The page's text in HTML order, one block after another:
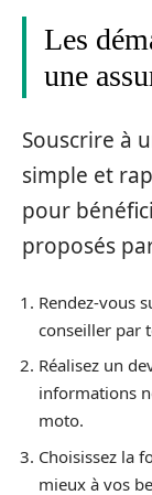
Les
une
Souscrire à
simple et
pour
proposés
Rendez-vous
conseiller par
Réalisez un
informations
moto.
Choisissez la
mieux à vos